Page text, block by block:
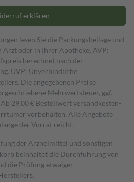
erklären
lesen Sie die Packungsbeilage und
Arzt oder in Ihrer Apotheke. AVP:
berechnet nach der
UVP: Unverbindliche
Die angegebenen Preise
Mehrwertsteuer, ggf.
Ab 29,00 € Bestell­wert versand­kosten­
vorbehalten. Alle Angebote
der Vorrat reicht.
der Arzneimittel und sonstigen
beinhaltet die Durchführung von
die Prüfung etwaiger